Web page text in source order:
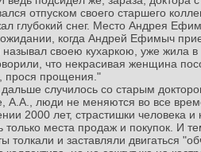
отпуском своего старшего
глубокий снег. Место Андрея
ожидании, когда Андрей Ефимыч
называл своею кухаркою, уже жила
что некрасивая женщина
прося прощения."
дальше случилось со старым
А.А., люди не меняются во все
2000 лет, страстишки человека
только места продаж и покупок. И
толкали и заставляли двигаться